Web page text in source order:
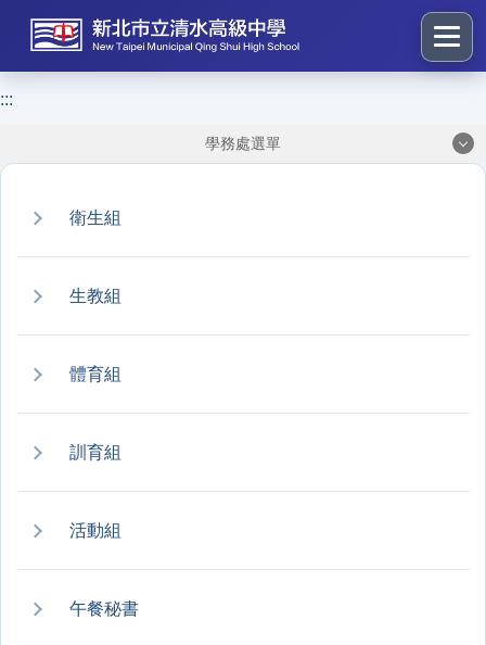
到
:::
學務處選單
衛生組
生教組
體育組
訓育組
活動組
午餐秘書